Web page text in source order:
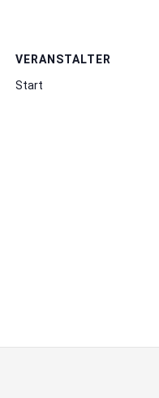
VERANSTALTER
Start